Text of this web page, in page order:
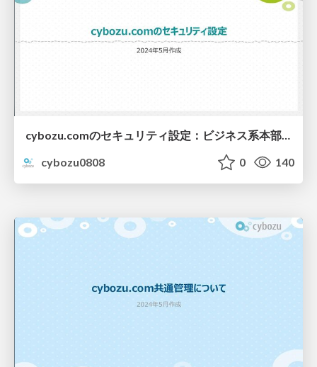
cybozu.comのセキュリティ設定：ビジネス系本部共同研修2024
cybozu0808
0 140